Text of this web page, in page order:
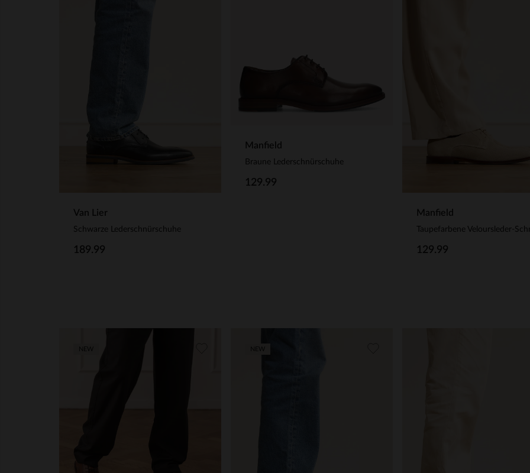
Van Lier
Schwarze Lederschnürschuhe
189.99
Manfield
Braune Lederschnürschuhe
129.99
Manfield
129.99